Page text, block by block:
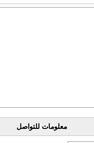
معلومات للتواصل